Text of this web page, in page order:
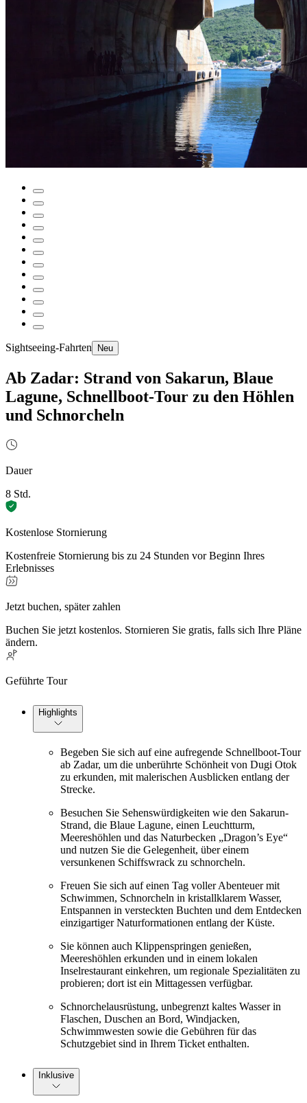
Sightseeing-Fahrten Neu
Ab Zadar: Strand von Sakarun, Blaue
Lagune, Schnellboot-Tour zu den Höhlen
und Schnorcheln
Dauer
8 Std.
Kostenlose Stornierung
Kostenfreie Stornierung bis zu 24 Stunden vor Beginn Ihres
Erlebnisses
Jetzt buchen, später zahlen
Buchen Sie jetzt kostenlos. Stornieren Sie gratis, falls sich Ihre Pläne
ändern.
Geführte Tour
Highlights
Begeben Sie sich auf eine aufregende Schnellboot-Tour
ab Zadar, um die unberührte Schönheit von Dugi Otok
zu erkunden, mit malerischen Ausblicken entlang der
Strecke.
Besuchen Sie Sehenswürdigkeiten wie den Sakarun-
Strand, die Blaue Lagune, einen Leuchtturm,
Meereshöhlen und das Naturbecken „Dragon’s Eye“
und nutzen Sie die Gelegenheit, über einem
versunkenen Schiffswrack zu schnorcheln.
Freuen Sie sich auf einen Tag voller Abenteuer mit
Schwimmen, Schnorcheln in kristallklarem Wasser,
Entspannen in versteckten Buchten und dem Entdecken
einzigartiger Naturformationen entlang der Küste.
Sie können auch Klippenspringen genießen,
Meereshöhlen erkunden und in einem lokalen
Inselrestaurant einkehren, um regionale Spezialitäten zu
probieren; dort ist ein Mittagessen verfügbar.
Schnorchelausrüstung, unbegrenzt kaltes Wasser in
Flaschen, Duschen an Bord, Windjacken,
Schwimmwesten sowie die Gebühren für das
Schutzgebiet sind in Ihrem Ticket enthalten.
Inklusive